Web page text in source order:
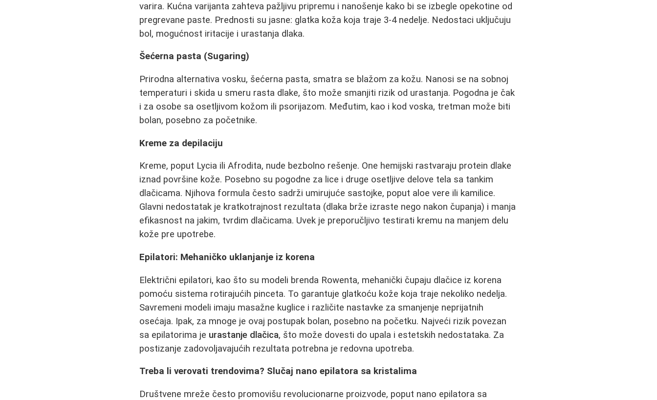
varira. Kućna varijanta zahteva pažljivu pripremu i nanošenje kako bi se izbegle opekotine od
pregrevane paste. Prednosti su jasne: glatka koža koja traje 3-4 nedelje. Nedostaci uključuju
bol, mogućnost iritacije i urastanja dlaka.
Šećerna pasta (Sugaring)
Prirodna alternativa vosku, šećerna pasta, smatra se blažom za kožu. Nanosi se na sobnoj
temperaturi i skida u smeru rasta dlake, što može smanjiti rizik od urastanja. Pogodna je čak
i za osobe sa osetljivom kožom ili psorijazom. Međutim, kao i kod voska, tretman može biti
bolan, posebno za početnike.
Kreme za depilaciju
Kreme, poput Lycia ili Afrodita, nude bezbolno rešenje. One hemijski rastvaraju protein dlake
iznad površine kože. Posebno su pogodne za lice i druge osetljive delove tela sa tankim
dlačicama. Njihova formula često sadrži umirujuće sastojke, poput aloe vere ili kamilice.
Glavni nedostatak je kratkotrajnost rezultata (dlaka brže izraste nego nakon čupanja) i manja
efikasnost na jakim, tvrdim dlačicama. Uvek je preporučljivo testirati kremu na manjem delu
kože pre upotrebe.
Epilatori: Mehaničko uklanjanje iz korena
Električni epilatori, kao što su modeli brenda Rowenta, mehanički čupaju dlačice iz korena
pomoću sistema rotirajućih pinceta. To garantuje glatkoću kože koja traje nekoliko nedelja.
Savremeni modeli imaju masažne kuglice i različite nastavke za smanjenje neprijatnih
osećaja. Ipak, za mnoge je ovaj postupak bolan, posebno na početku. Najveći rizik povezan
sa epilatorima je urastanje dlačica, što može dovesti do upala i estetskih nedostataka. Za
postizanje zadovoljavajućih rezultata potrebna je redovna upotreba.
Treba li verovati trendovima? Slučaj nano epilatora sa kristalima
Društvene mreže često promovišu revolucionarne proizvode, poput nano epilatora sa